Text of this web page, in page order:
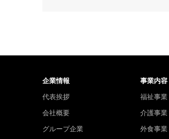
企業情報
代表挨拶
会社概要
グループ企業
事業内容
福祉事業
介護事業
外食事業